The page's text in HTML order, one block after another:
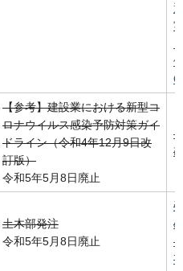
【参考】建設業における新型コ
ロナウイルス感染予防対策ガイ
ドライン（令和4年12月9日改
訂版）
令和5年5月8日廃止
土木部発注
令和5年5月8日廃止